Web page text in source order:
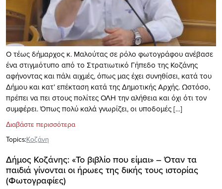
O τέως δήμαρχος κ. Μαλούτας σε ρόλο φωτογράφου ανέβασε
ένα στιγμιότυπο από το Στρατιωτικό Γήπεδο της Κοζάνης
αφήνοντας και πάλι αιχμές, όπως μας έχει συνηθίσει, κατά του
Δήμου και κατ’ επέκταση κατά της Δημοτικής Αρχής. Ωστόσο,
πρέπει να πει στους πολίτες ΟΛΗ την αλήθεια και όχι ότι τον
συμφέρει. Όπως πολύ καλά γνωρίζει, οι υποδομές […]
Διαβάστε περισσότερα
Topics:Κοζάνη
Δήμος Κοζάνης: «Το βιβλίο που είμαι» – Όταν τα
παιδιά γίνονται οι ήρωες της δικής τους ιστορίας
(Φωτογραφίες)